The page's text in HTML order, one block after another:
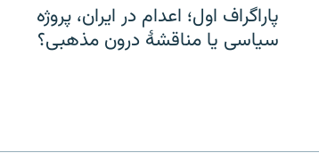
پاراگراف اول؛ اعدام در ایران، پروژه
سیاسی یا مناقشهٔ درون مذهبی؟